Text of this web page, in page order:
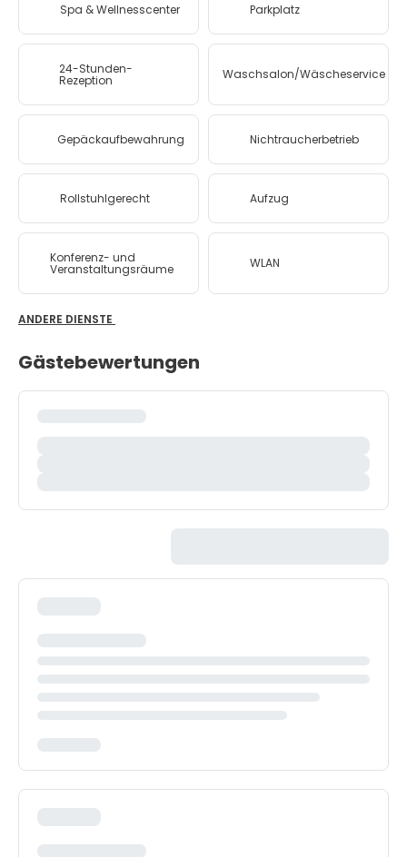
Spa & Wellnesscenter Parkplatz
24-Stunden-
Rezeption Waschsalon/Wäscheservice
Gepäckaufbewahrung Nichtraucherbetrieb
Rollstuhlgerecht Aufzug
Konferenz- und
Veranstaltungsräume WLAN
ANDERE DIENSTE
Gästebewertungen